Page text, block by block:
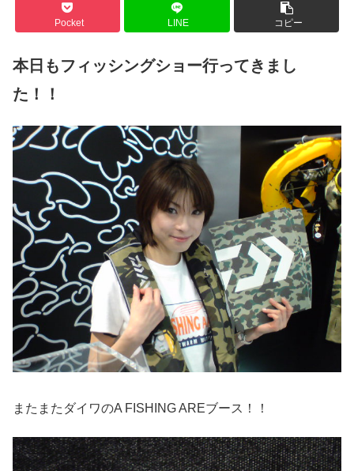
Pocket LINE コピー
本日もフィッシングショー行ってきまし
た！！
またまたダイワのA FISHING AREブース！！